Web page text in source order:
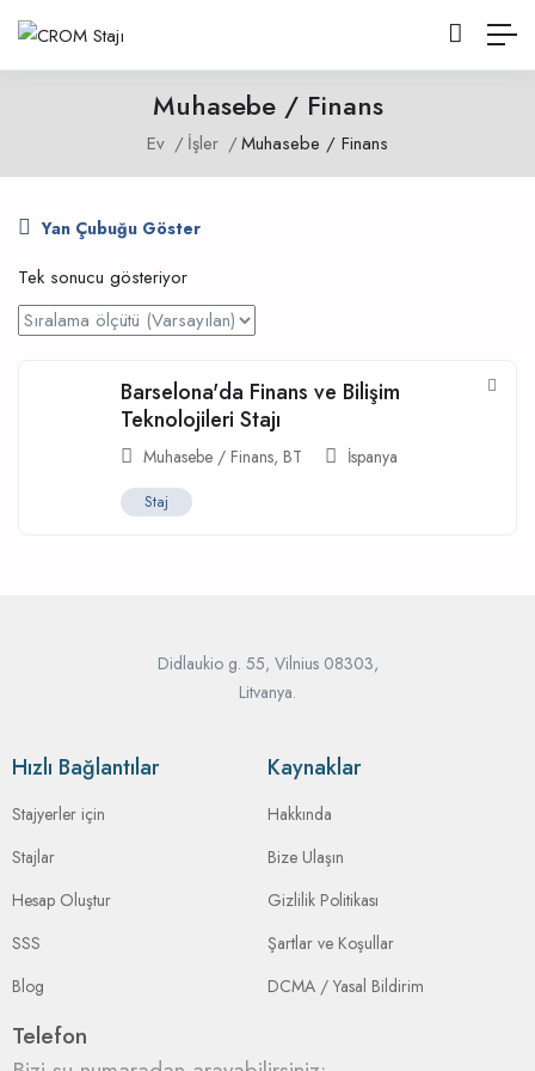
Muhasebe / Finans
Ev İşler Muhasebe / Finans
Yan Çubuğu Göster
Tek sonucu gösteriyor
Barselona'da Finans ve Bilişim
Teknolojileri Stajı
Muhasebe / Finans, BT İspanya
Staj
Didlaukio g. 55, Vilnius 08303,
Litvanya.
Hızlı Bağlantılar
Stajyerler için
Stajlar
Hesap Oluştur
SSS
Blog
Kaynaklar
Hakkında
Bize Ulaşın
Gizlilik Politikası
Şartlar ve Koşullar
DCMA / Yasal Bildirim
Telefon